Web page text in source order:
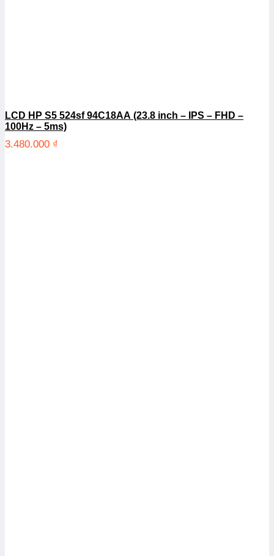
LCD HP S5 524sf 94C18AA (23.8 inch – IPS – FHD –
100Hz – 5ms)
3.480.000 ₫